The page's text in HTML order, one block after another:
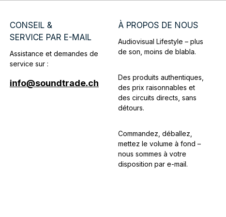
CONSEIL &
SERVICE PAR E-MAIL
Assistance et demandes de
service sur :
info@soundtrade.ch
À PROPOS DE NOUS
Audiovisual Lifestyle – plus
de son, moins de blabla.
Des produits authentiques,
des prix raisonnables et
des circuits directs, sans
détours.
Commandez, déballez,
mettez le volume à fond –
nous sommes à votre
disposition par e-mail.